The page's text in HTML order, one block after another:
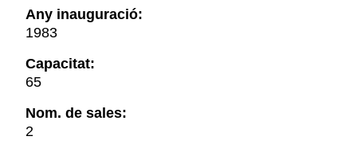
Any inauguració:
1983
Capacitat:
65
Nom. de sales:
2